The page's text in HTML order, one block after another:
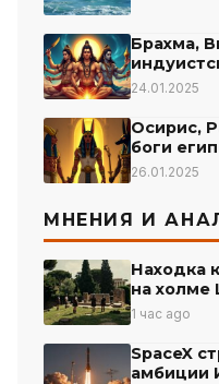
Брахма,
24.01.2025
Осирис,
боги
26.01.2025
МНЕНИЯ И
Находка
на холме
1 час ago
SpaceX
амбиции